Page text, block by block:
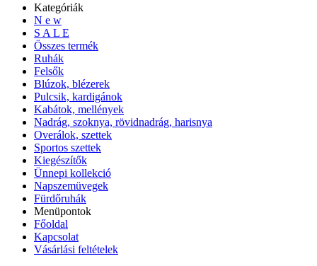
Kategóriák
N e w
S A L E
Összes termék
Ruhák
Felsők
Blúzok, blézerek
Pulcsik, kardigánok
Kabátok, mellények
Nadrág, szoknya, rövidnadrág, harisnya
Overálok, szettek
Sportos szettek
Kiegészítők
Ünnepi kollekció
Napszemüvegek
Fürdőruhák
Menüpontok
Főoldal
Kapcsolat
Vásárlási feltételek